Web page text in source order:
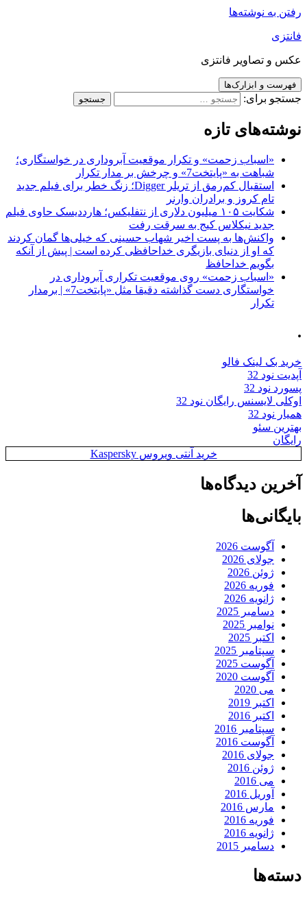
رفتن به نوشته‌ها
فانتزی
عکس و تصاویر فانتزی
فهرست و ابزارک‌ها
جستجو برای:
نوشته‌های تازه
«اسباب زحمت» و تکرار موقعیت آبروداری در خواستگاری؛
شباهت به «پایتخت7» و چرخش بر مدار تکرار
استقبال کم‌رمق از تریلر Digger؛ زنگ خطر برای فیلم جدید
تام کروز و برادران وارنر
شکایت ۱۰۵ میلیون دلاری از نتفلیکس؛ هارددیسک حاوی فیلم
جدید نیکلاس کیج به سرقت رفت
واکنش‌ها به پست اخیر شهاب حسینی که خیلی‌ها گمان کردند
که او از دنیای بازیگری خداحافظی کرده است | پیش از آنکه
بگویم خداحافظ
«اسباب زحمت» روی موقعیت تکراری آبروداری در
خواستگاری دست گذاشته دقیقا مثل «پایتخت7» | برمدار
تکرار
.
خرید بک لینک فالو
آپدیت نود 32
پسورد نود 32
اوکلی لایسنس رایگان نود 32
همیار نود 32
بهترین سئو
رایگان
خرید آنتی ویروس Kaspersky
آخرین دیدگاه‌ها
بایگانی‌ها
آگوست 2026
جولای 2026
ژوئن 2026
فوریه 2026
ژانویه 2026
دسامبر 2025
نوامبر 2025
اکتبر 2025
سپتامبر 2025
آگوست 2025
آگوست 2020
می 2020
اکتبر 2019
اکتبر 2016
سپتامبر 2016
آگوست 2016
جولای 2016
ژوئن 2016
می 2016
آوریل 2016
مارس 2016
فوریه 2016
ژانویه 2016
دسامبر 2015
دسته‌ها